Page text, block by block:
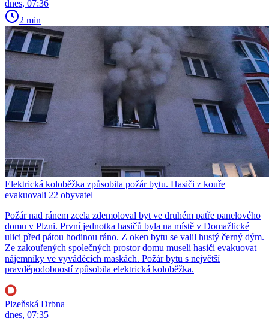
dnes, 07:36
2 min
Elektrická koloběžka způsobila požár bytu. Hasiči z kouře
evakuovali 22 obyvatel
Požár nad ránem zcela zdemoloval byt ve druhém patře panelového
domu v Plzni. První jednotka hasičů byla na místě v Domažlické
ulici před pátou hodinou ráno. Z oken bytu se valil hustý černý dým.
Ze zakouřených společných prostor domu museli hasiči evakuovat
nájemníky ve vyváděcích maskách. Požár bytu s největší
pravděpodobností způsobila elektrická koloběžka.
Plzeňská Drbna
dnes, 07:35